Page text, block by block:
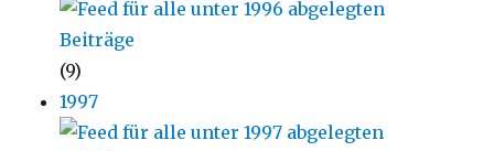
(9)
1997